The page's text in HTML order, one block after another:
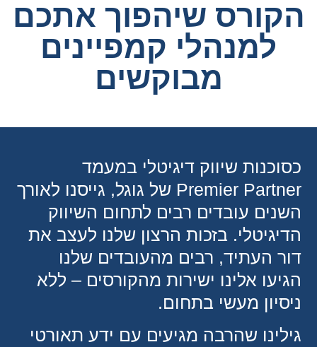
שיהפוך אתכם
למנהלי קמפיינים
מבוקשים
שיווק דיגיטלי במעמד
Premier Partner של גוגל, גייסנו לאורך
עובדים רבים לתחום השיווק
בזכות הרצון שלנו לעצב את
העתיד, רבים מהעובדים שלנו
אלינו ישירות מהקורסים – ללא
מעשי בתחום.
שהרבה מגיעים עם ידע תאורטי